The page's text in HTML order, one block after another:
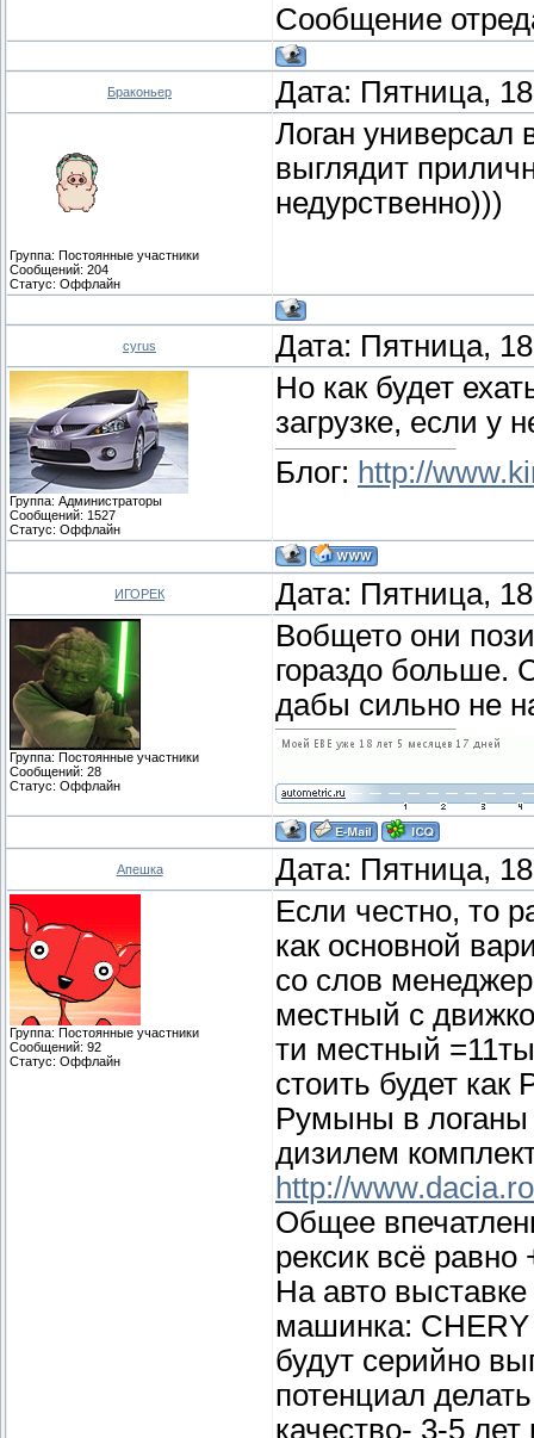
Сообщение
Браконьер Дата: Пятница,
Группа: Постоянные участники
Сообщений: 204
Статус: Оффлайн
Логан универсал
выглядит
недурственно)))
cyrus Дата: Пятница,
Группа: Администраторы
Сообщений: 1527
Статус: Оффлайн
Но как будет
загрузке, если у
Блог: http://
ИГОРЕК Дата: Пятница,
Группа: Постоянные участники
Сообщений: 28
Статус: Оффлайн
Вобщето они
гораздо больше.
дабы сильно не
Апешка Дата: Пятница,
Группа: Постоянные участники
Сообщений: 92
Статус: Оффлайн
Если честно, то
как основной
со слов
местный с
ти местный
стоить будет как
Румыны в логаны
дизилем
http://
Общее
рексик всё равно
На авто
машинка:
будут серийно
потенциал
качество- 3-5